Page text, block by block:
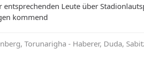
Leute über
kommend
Torunarigha - Haberer, Duda,